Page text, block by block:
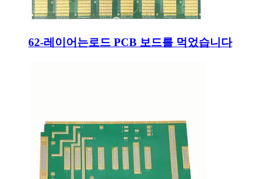
62-레이어는로드 PCB 보드를 먹었습니다